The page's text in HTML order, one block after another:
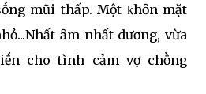
mũi thấp. Một ⱪhȏn mặt
ȃm nhất dương, vừa
cho tình cảm vợ chṑng